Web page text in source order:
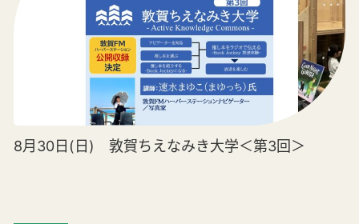
8月30日(日) 敦賀ちえなみき大学＜第3回＞